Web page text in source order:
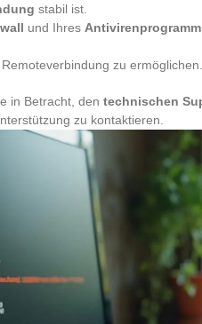
stabil ist.
und Ihres
zu ermöglichen.
in Betracht, den technischen
zu kontaktieren.